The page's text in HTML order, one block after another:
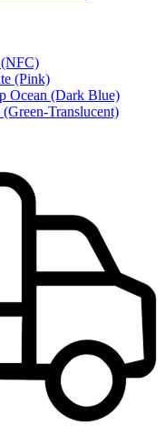
(Pink)
Ocean (Dark Blue)
Translucent)